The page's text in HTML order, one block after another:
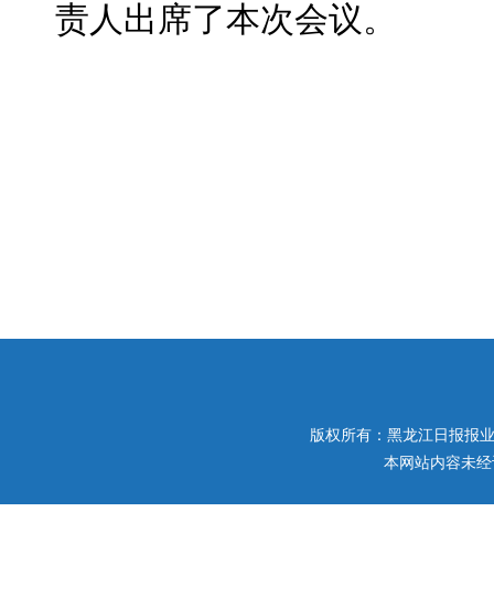
责人出席了本次会议。
版权所有：黑龙江日报报
本网站内容未